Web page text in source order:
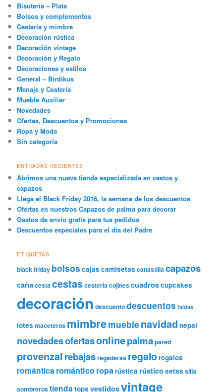
Bisutería – Plata
Bolsos y complementos
Cestaría y mimbre
Decoración rústica
Decoración vintage
Decoración y Regalo
Decoraciones y estilos
General – Birdikus
Menaje y Cestería
Mueble Auxiliar
Novedades
Ofertas, Descuentos y Promociones
Ropa y Moda
Sin categoría
ENTRADAS RECIENTES
Abrimos una nueva tienda especializada en cestos y
capazos
Llega el Black Friday 2016, la semana de los descuentos
Ofertas en nuestros Capazos de palma para decorar
Gastos de envío gratis para tus pedidos
Descuentos especiales para el día del Padre
ETIQUETAS
black friday bolsos cajas camisetas canastillacapazos
cañacestacestascesteríacojinescuadroscupcakes
decoración descuentodescuentos faldas
lotes maceteros mimbremueblenavidad nepal
novedadesofertasonlinepalmapared
provenzalrebajasregaderas regalo regalos
romántica románticoroparústica rústicosetas silla
sombrerostienda tops vestidosvintage